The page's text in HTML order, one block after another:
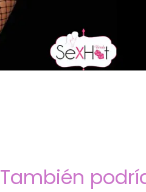
También